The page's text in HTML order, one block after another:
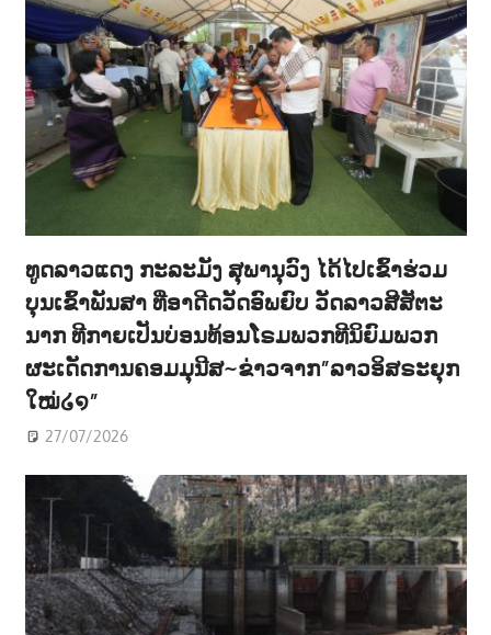
ທູດລາວແດງ ກະລະມັງ ສຸພານຸວົງ ໄດ້ໄປເຂົ້າຮ່ວມ
ບຸນເຂົ້າພັນສາ ທີ່ອາດີດວັດອົພຍົບ ວັດລາວສີສັຕະ
ນາກ ທີກາຍເປັນບ່ອນທ້ອນໂຣມພວກທີນິຍົມພວກ
ຜະເດັດການຄອມມຸນີສ~ຂ່າວຈາກ”ລາວອິສຣະຍຸກ
ໃໝ່໒໑”
27/07/2026